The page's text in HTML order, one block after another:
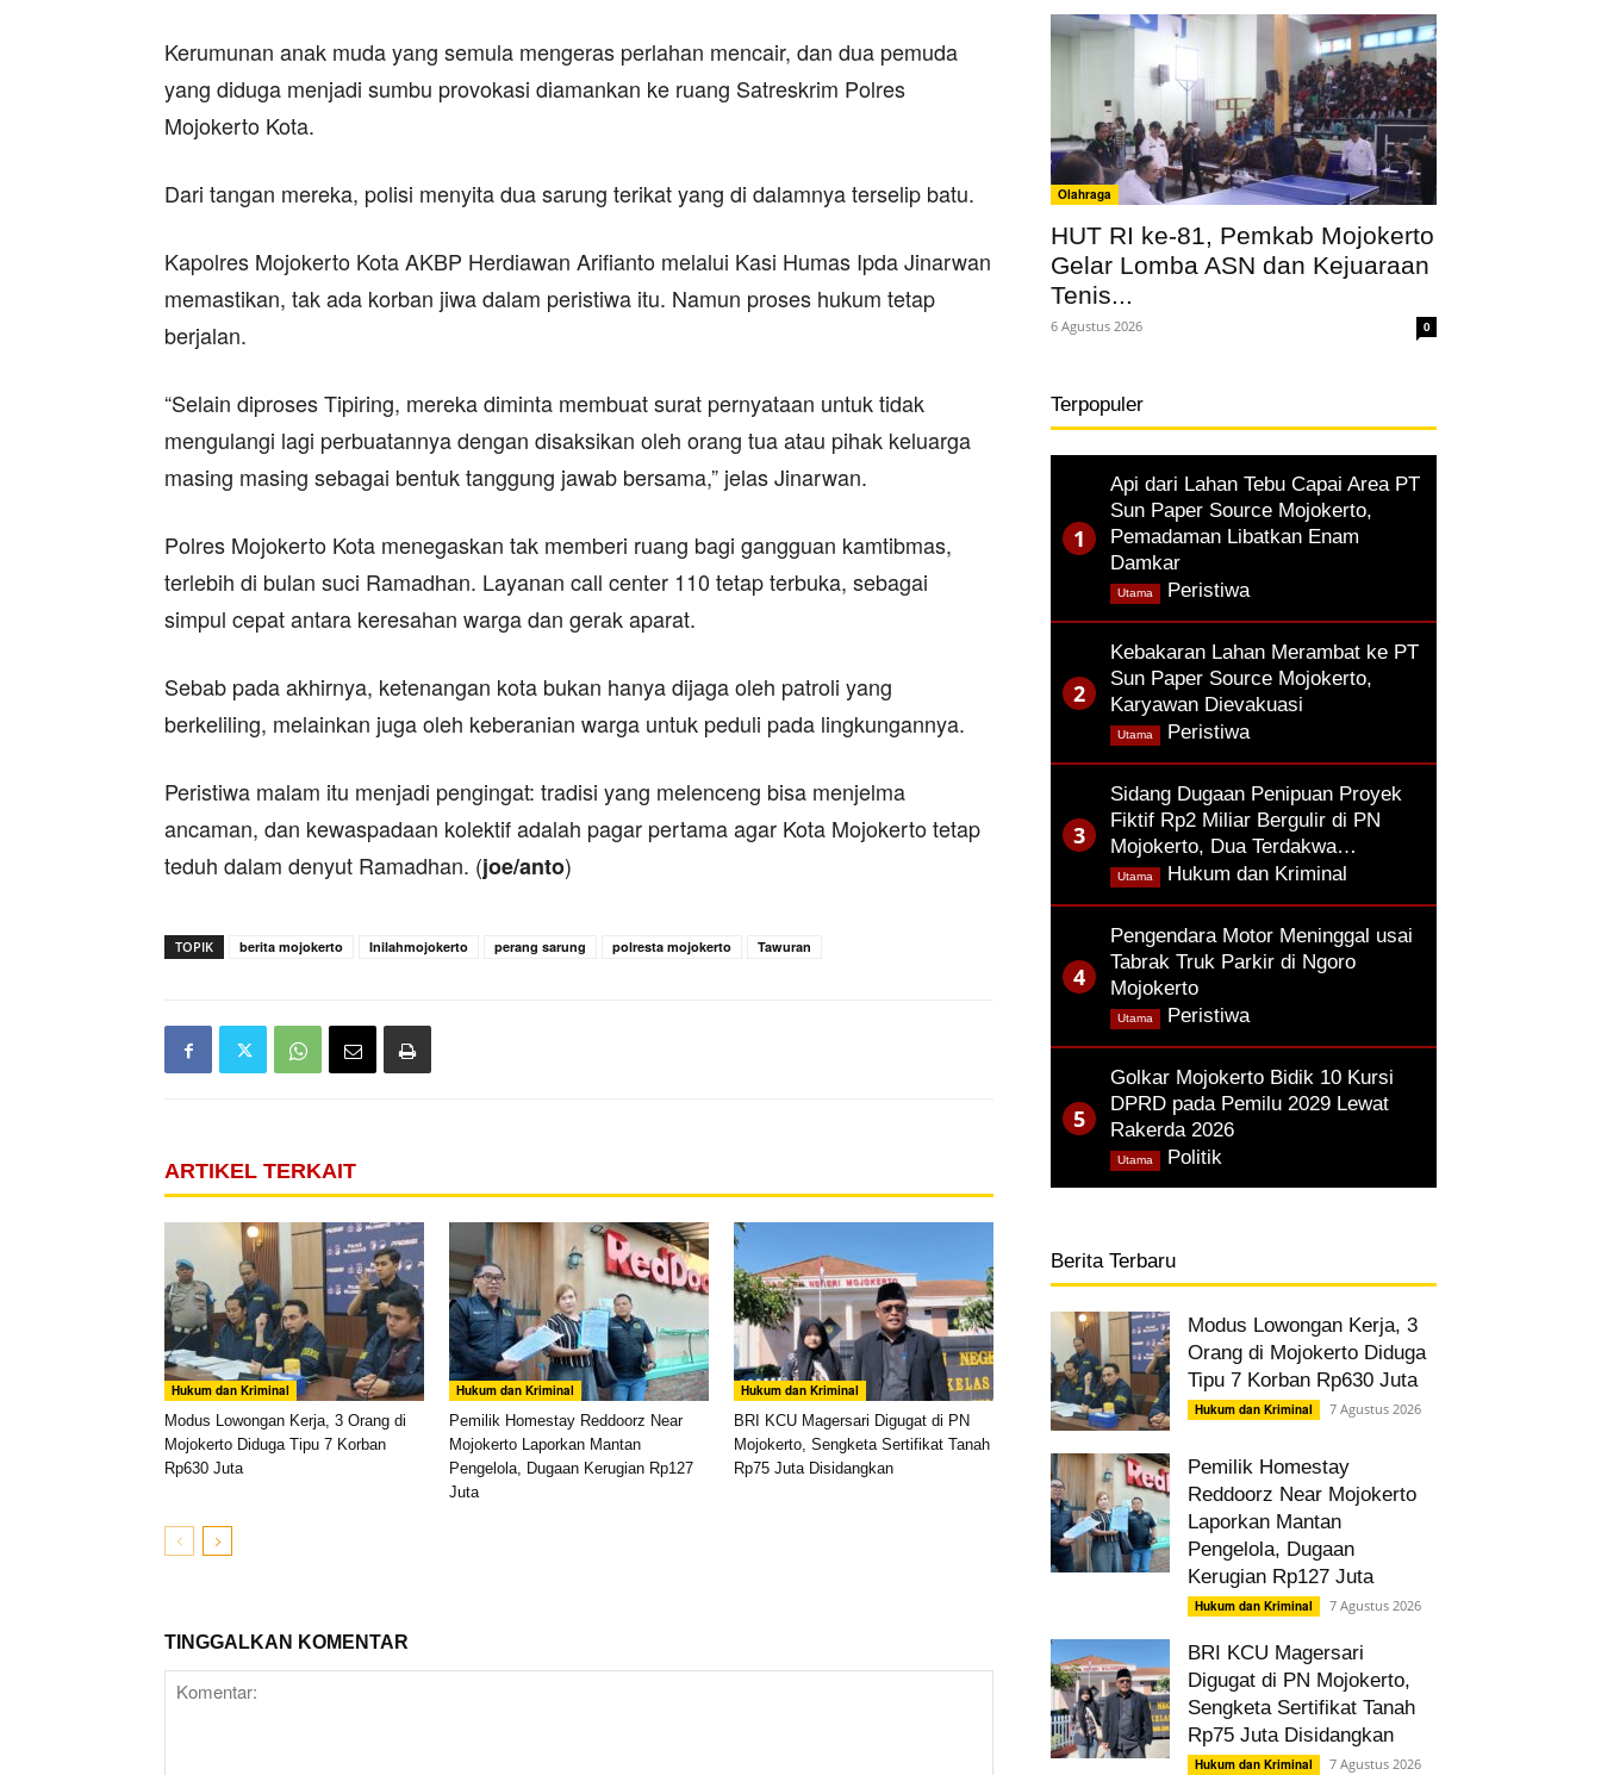
Kerumunan anak muda yang semula mengeras perlahan mencair, dan dua pemuda
yang diduga menjadi sumbu provokasi diamankan ke ruang Satreskrim Polres
Mojokerto Kota.
Dari tangan mereka, polisi menyita dua sarung terikat yang di dalamnya terselip batu.
Kapolres Mojokerto Kota AKBP Herdiawan Arifianto melalui Kasi Humas Ipda Jinarwan
memastikan, tak ada korban jiwa dalam peristiwa itu. Namun proses hukum tetap
berjalan.
“Selain diproses Tipiring, mereka diminta membuat surat pernyataan untuk tidak
mengulangi lagi perbuatannya dengan disaksikan oleh orang tua atau pihak keluarga
masing masing sebagai bentuk tanggung jawab bersama,” jelas Jinarwan.
Polres Mojokerto Kota menegaskan tak memberi ruang bagi gangguan kamtibmas,
terlebih di bulan suci Ramadhan. Layanan call center 110 tetap terbuka, sebagai
simpul cepat antara keresahan warga dan gerak aparat.
Sebab pada akhirnya, ketenangan kota bukan hanya dijaga oleh patroli yang
berkeliling, melainkan juga oleh keberanian warga untuk peduli pada lingkungannya.
Peristiwa malam itu menjadi pengingat: tradisi yang melenceng bisa menjelma
ancaman, dan kewaspadaan kolektif adalah pagar pertama agar Kota Mojokerto tetap
teduh dalam denyut Ramadhan. (joe/anto)
TOPIK berita mojokerto Inilahmojokerto perang sarung polresta mojokerto Tawuran
ARTIKEL TERKAIT
Hukum dan Kriminal
Modus Lowongan Kerja, 3 Orang di
Mojokerto Diduga Tipu 7 Korban
Rp630 Juta
Hukum dan Kriminal
Pemilik Homestay Reddoorz Near
Mojokerto Laporkan Mantan
Pengelola, Dugaan Kerugian Rp127
Juta
Hukum dan Kriminal
BRI KCU Magersari Digugat di PN
Mojokerto, Sengketa Sertifikat Tanah
Rp75 Juta Disidangkan
TINGGALKAN KOMENTAR
Olahraga
HUT RI ke-81, Pemkab Mojokerto
Gelar Lomba ASN dan Kejuaraan
Tenis...
6 Agustus 2026 0
Terpopuler
Api dari Lahan Tebu Capai Area PT
Sun Paper Source Mojokerto,
Pemadaman Libatkan Enam
Damkar
Peristiwa,
Utama
Kebakaran Lahan Merambat ke PT
Sun Paper Source Mojokerto,
Karyawan Dievakuasi
Peristiwa,
Utama
Sidang Dugaan Penipuan Proyek
Fiktif Rp2 Miliar Bergulir di PN
Mojokerto, Dua Terdakwa…
Hukum dan Kriminal
Utama
Pengendara Motor Meninggal usai
Tabrak Truk Parkir di Ngoro
Mojokerto
Peristiwa,
Utama
Golkar Mojokerto Bidik 10 Kursi
DPRD pada Pemilu 2029 Lewat
Rakerda 2026
Politik
Utama
Berita Terbaru
Modus Lowongan Kerja, 3
Orang di Mojokerto Diduga
Tipu 7 Korban Rp630 Juta
Hukum dan Kriminal 7 Agustus 2026
Pemilik Homestay
Reddoorz Near Mojokerto
Laporkan Mantan
Pengelola, Dugaan
Kerugian Rp127 Juta
Hukum dan Kriminal 7 Agustus 2026
BRI KCU Magersari
Digugat di PN Mojokerto,
Sengketa Sertifikat Tanah
Rp75 Juta Disidangkan
Hukum dan Kriminal 7 Agustus 2026